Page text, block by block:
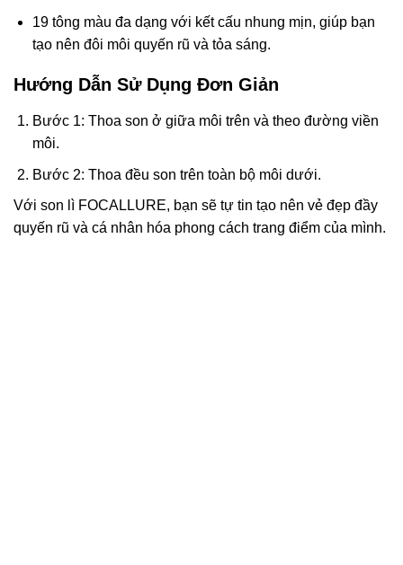
19 tông màu đa dạng với kết cấu nhung mịn, giúp bạn
tạo nên đôi môi quyến rũ và tỏa sáng.
Hướng Dẫn Sử Dụng Đơn Giản
Bước 1: Thoa son ở giữa môi trên và theo đường viền
môi.
Bước 2: Thoa đều son trên toàn bộ môi dưới.
Với son lì FOCALLURE, bạn sẽ tự tin tạo nên vẻ đẹp đầy
quyến rũ và cá nhân hóa phong cách trang điểm của mình.